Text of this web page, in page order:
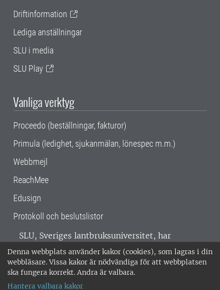
Denna webbplats använder kakor (cookies), som lagras i din
webbläsare. Vissa kakor är nödvändiga för att webbplatsen
ska fungera korrekt. Andra är valbara.
Hantera valbara kakor
Driftinformation
Lediga anställningar
SLU i media
SLU Play
Vanliga verktyg
Proceedo (beställningar, fakturor)
Primula (ledighet, sjukanmälan, lönespec m.m.)
Webbmejl
ReachMee
Edusign
Protokoll och beslutslistor
SLU, Sveriges lantbruksuniversitet, har
verksamhet över hela Sverige. Huvudorter är
Alnarp, Uppsala och Umeå.SLU är
miljöcertifierat enligt ISO 14001. •
018-67 10 00 • Org nr: 202100-2817 •